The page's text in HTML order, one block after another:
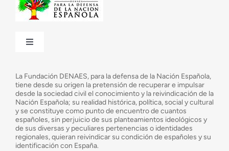
Toggle
¿Cuáles son nuestros objetivos?
Consejo Asesor
La Fundación DENAES, para la defensa de la Nación Española,
tiene desde su origen la pretensión de recuperar e impulsar
desde la sociedad civil el conocimiento y la reivindicación de la
Nación Española; su realidad histórica, política, social y cultural
y se constituye como punto de encuentro de cuantos
españoles, sin perjuicio de sus planteamientos ideológicos y
de sus diversas y peculiares pertenencias o identidades
regionales, quieran reivindicar su condición de españoles y su
identificación con España.